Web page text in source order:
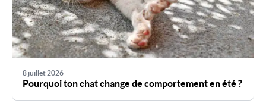
8 juillet 2026
Pourquoi ton chat change de comportement en été ?